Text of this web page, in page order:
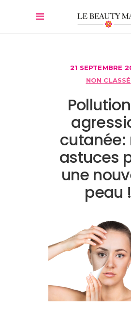
21 SEPTEMBRE
NON CLASSÉ
cutanée:
astuces
une
peau !